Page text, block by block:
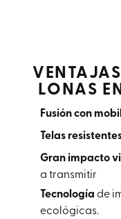
LONAS
Fusión con
Telas
Gran impacto
a transmitir
Tecnología de
ecológicas.